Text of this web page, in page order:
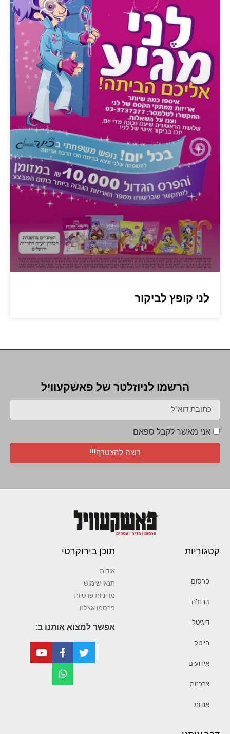
לני קופץ לביקור
הרשמו לניוזלטר של פאשקעוויל
אני מאשר לקבל ספאם
רוצה להצטרף!!!
קטגוריות
פרסום
ברנז’ה
דיגיטל
הייטק
אירועים
צרכנות
אודות
תוכן בירוקרטי
אודות
תנאי שימוש
מדיניות פרטיות
פרסמו אצלנו
אפשר למצוא אותנו ב: